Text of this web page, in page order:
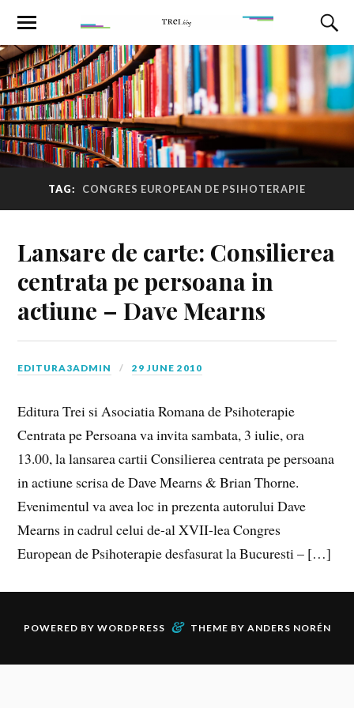
TAG: CONGRES EUROPEAN DE PSIHOTERAPIE
Lansare de carte: Consilierea
centrata pe persoana in
actiune – Dave Mearns
EDITURA3ADMIN 29 JUNE 2010
Editura Trei si Asociatia Romana de Psihoterapie
Centrata pe Persoana va invita sambata, 3 iulie, ora
13.00, la lansarea cartii Consilierea centrata pe persoana
in actiune scrisa de Dave Mearns & Brian Thorne.
Evenimentul va avea loc in prezenta autorului Dave
Mearns in cadrul celui de-al XVII-lea Congres
European de Psihoterapie desfasurat la Bucuresti – […]
POWERED BY WORDPRESS & THEME BY ANDERS NORÉN